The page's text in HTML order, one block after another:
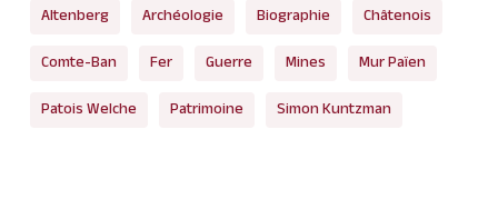
Altenberg Archéologie Biographie
Châtenois
Comte-Ban
Fer Guerre Mines
Mur Païen
Patois Welche
Patrimoine Simon Kuntzman